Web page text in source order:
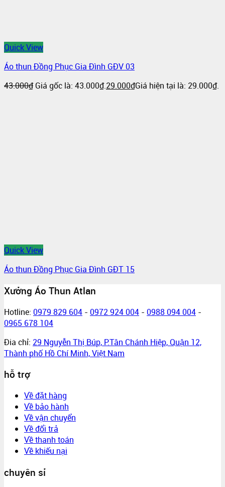
Quick View
Áo thun Đồng Phục Gia Đình GĐV 03
43.000₫ Giá gốc là: 43.000₫.29.000₫Giá hiện tại là: 29.000₫.
Quick View
Áo thun Đồng Phục Gia Đình GĐT 15
Xưởng Áo Thun Atlan
Hotline: 0979 829 604 - 0972 924 004 - 0988 094 004 -
0965 678 104
Đia chỉ: 29 Nguyễn Thị Búp, P.Tân Chánh Hiệp, Quận 12,
Thành phố Hồ Chí Minh, Việt Nam
hỗ trợ
Về đặt hàng
Về bảo hành
Về vận chuyển
Về đổi trả
Về thanh toán
Về khiếu nại
chuyên sỉ